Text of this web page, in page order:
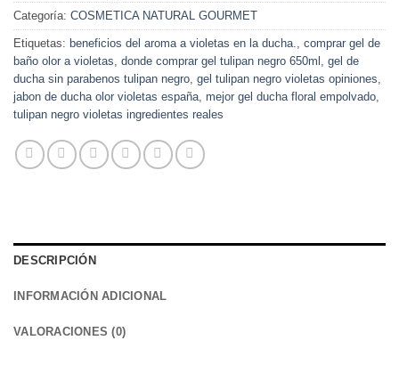
Categoría: COSMETICA NATURAL GOURMET
Etiquetas: beneficios del aroma a violetas en la ducha., comprar gel de
baño olor a violetas, donde comprar gel tulipan negro 650ml , gel de
ducha sin parabenos tulipan negro, gel tulipan negro violetas opiniones,
jabon de ducha olor violetas españa, mejor gel ducha floral empolvado,
tulipan negro violetas ingredientes reales
DESCRIPCIÓN
INFORMACIÓN ADICIONAL
VALORACIONES (0)